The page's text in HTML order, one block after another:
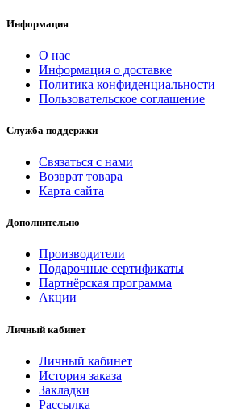
Информация
О нас
Информация о доставке
Политика конфиденциальности
Пользовательское соглашение
Служба поддержки
Связаться с нами
Возврат товара
Карта сайта
Дополнительно
Производители
Подарочные сертификаты
Партнёрская программа
Акции
Личный кабинет
Личный кабинет
История заказа
Закладки
Рассылка